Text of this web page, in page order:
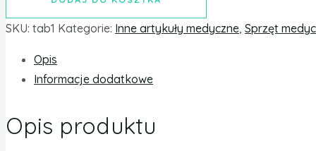
SKU: tab1 Kategorie: Inne artykuły medyczne, Sprzęt
Opis
Informacje dodatkowe
Opis produktu